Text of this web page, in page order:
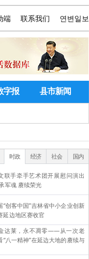
연변일보
联系我们
端
字报 县市新闻
时政 经济 社会 国内
联手牵手艺术团开展慰问演出
军魂 赓续荣光
“创客中国”吉林省中小企业创新
延边地区赛收官
达莱，永不凋零——从一次老
“八一精神”在延边大地的赓续与